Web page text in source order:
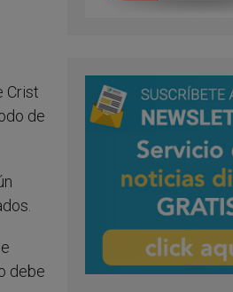
Crist
de
debe